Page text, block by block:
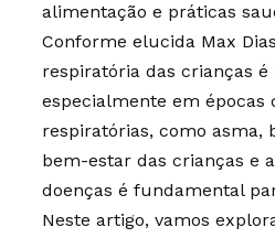
alimentação e práticas
Conforme elucida Max
respiratória das crianças
especialmente em épocas
respiratórias, como asma,
bem-estar das crianças e
doenças é fundamental
Neste artigo, vamos